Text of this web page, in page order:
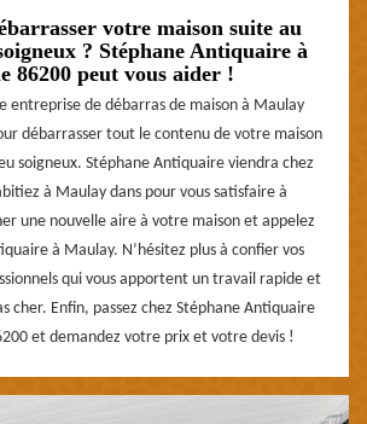
votre maison suite au
? Stéphane Antiquaire à
86200 peut vous aider !
entreprise de débarras de maison à Maulay
débarrasser tout le contenu de votre maison
soigneux. Stéphane Antiquaire viendra chez
à Maulay dans pour vous satisfaire à
une nouvelle aire à votre maison et appelez
à Maulay. N’hésitez plus à confier vos
qui vous apportent un travail rapide et
cher. Enfin, passez chez Stéphane Antiquaire
et demandez votre prix et votre devis !